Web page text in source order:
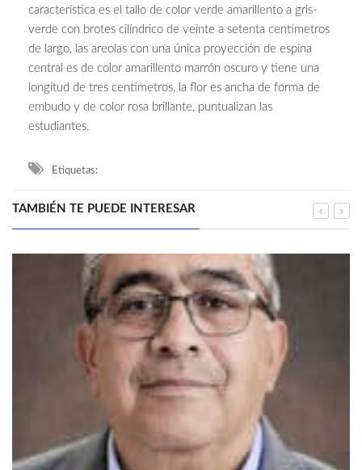
característica es el tallo de color verde amarillento a gris-
verde con brotes cilíndrico de veinte a setenta centímetros
de largo, las areolas con una única proyección de espina
central es de color amarillento marrón oscuro y tiene una
longitud de tres centímetros, la flor es ancha de forma de
embudo y de color rosa brillante, puntualizan las
estudiantes.
Etiquetas:
TAMBIÉN TE PUEDE INTERESAR